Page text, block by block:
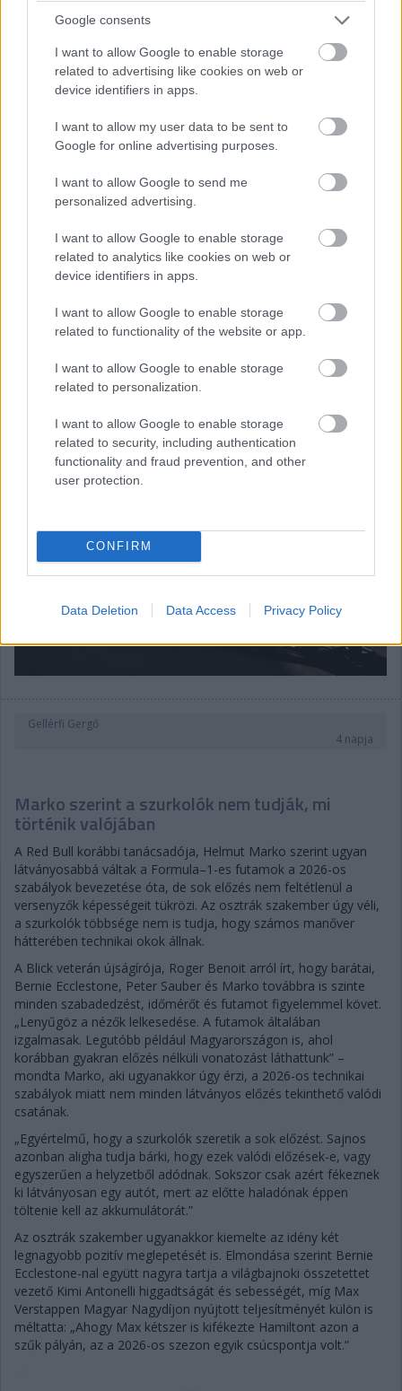
Google consents
I want to allow Google to enable storage
related to advertising like cookies on web or
device identifiers in apps.
I want to allow my user data to be sent to
Google for online advertising purposes.
I want to allow Google to send me
personalized advertising.
I want to allow Google to enable storage
related to analytics like cookies on web or
device identifiers in apps.
I want to allow Google to enable storage
related to functionality of the website or app.
I want to allow Google to enable storage
related to personalization.
I want to allow Google to enable storage
related to security, including authentication
functionality and fraud prevention, and other
user protection.
CONFIRM
Data Deletion Data Access Privacy Policy
Balogh Tamás
3 napja
Nem tud úrrá lenni a fékproblémákon a Cadillac
továbbra is szenvednek a fékhűtési problémáktól a Cadillacnél –
ismerte el Valtteri Bottas. A gond a leglátványosabban
emiatt az első körökben. Ezért a Formula-1 új csapata a
Hungaroringre már új fékhűtő csatornával készült, de a
a problémát, így Bottas kiállni kényszerült.
A finn elismerte: a Magyar Nagydíjon bebizonyosodott, hogy
újítás ide vagy oda, nagyobb légáramlásra van szükség a
fékeknél, még ha extrém is volt a helyszín meg a hőmérséklet.
Bottas a konkrét gondokat is részletezte a Crash.net hasábjain:
„A fékek egyszerűen túlmelegednek, és eljutunk arra a pontra,
amikor belül minden elkezd égni. És ez nyilván mindent
tönkretesz. Tulajdonképpen a bevezető körömben teljesen
elszálltak a fékek, mert szerintem a fékvezetékek elégtek. Ezért
Gellérfi Gergő
4 napja
Marko szerint a szurkolók nem tudják, mi
történik valójában
A Red Bull korábbi tanácsadója, Helmut Marko szerint ugyan
látványosabbá váltak a Formula–1-es futamok a 2026-os
szabályok bevezetése óta, de sok előzés nem feltétlenül a
versenyzők képességeit tükrözi. Az osztrák szakember úgy véli,
a szurkolók többsége nem is tudja, hogy számos manőver
hátterében technikai okok állnak.
A Blick veterán újságírója, Roger Benoit arról írt, hogy barátai,
Bernie Ecclestone, Peter Sauber és Marko továbbra is szinte
minden szabadedzést, időmérőt és futamot figyelemmel követ.
„Lenyűgöz a nézők lelkesedése. A futamok általában
izgalmasak. Legutóbb például Magyarországon is, ahol
korábban gyakran előzés nélküli vonatozást láthattunk” –
mondta Marko, aki ugyanakkor úgy érzi, a 2026-os technikai
szabályok miatt nem minden látványos előzés tekinthető valódi
csatának.
„Egyértelmű, hogy a szurkolók szeretik a sok előzést. Sajnos
azonban aligha tudja bárki, hogy ezek valódi előzések-e, vagy
egyszerűen a helyzetből adódnak. Sokszor csak azért fékeznek
ki látványosan egy autót, mert az előtte haladónak éppen
töltenie kell az akkumulátorát.”
Az osztrák szakember ugyanakkor kiemelte az idény két
legnagyobb pozitív meglepetését is. Elmondása szerint Bernie
Ecclestone-nal együtt nagyra tartja a világbajnoki összetettet
vezető Kimi Antonelli higgadtságát és sebességét, míg Max
Verstappen Magyar Nagydíjon nyújtott teljesítményét külön is
méltatta: „Ahogy Max kétszer is kifékezte Hamiltont azon a
szűk pályán, az a 2026-os szezon egyik csúcspontja volt.”